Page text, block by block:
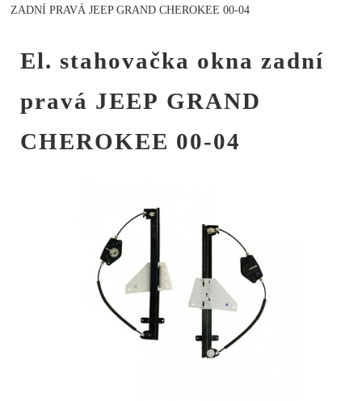
ZADNÍ PRAVÁ JEEP GRAND CHEROKEE 00-04
El. stahovačka okna zadní
pravá JEEP GRAND
CHEROKEE 00-04